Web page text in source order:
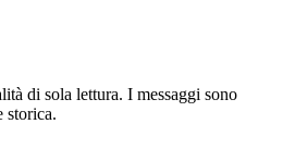
di sola lettura. I messaggi sono
storica.